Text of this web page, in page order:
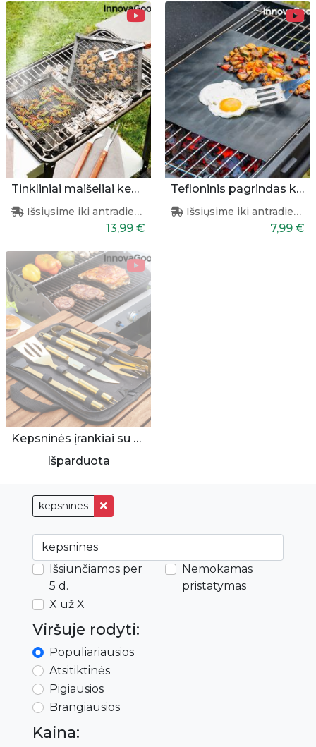
kepsnines
Išsiunčiamos per
5 d.
Nemokamas
pristatymas
X už X
Viršuje rodyti:
Populiariausios
Atsitiktinės
Pigiausios
Brangiausios
Kaina:
Tinkliniai maišeliai kepimui
Išsiųsime iki antradienio
13,99 €
Tefloninis pagrindas kepimui
Išsiųsime iki antradienio
7,99 €
Kepsninės įrankiai su dėklu (6 aukso spalvos dalys)
Išparduota